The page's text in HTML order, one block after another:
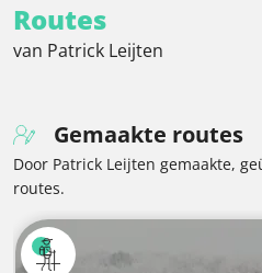
Routes
van Patrick Leijten
Gemaakte routes
Door Patrick Leijten gemaakte,
routes.